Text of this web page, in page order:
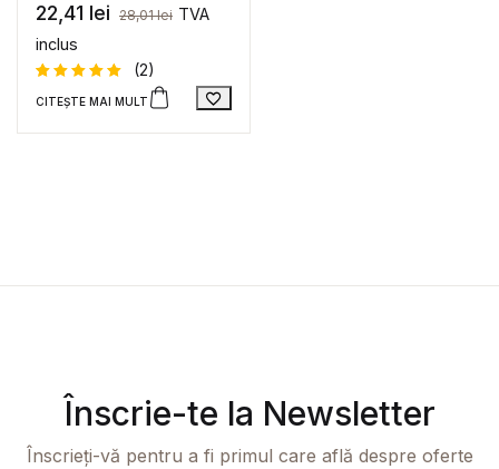
22,41 lei 28,01lei TVA
inclus
Evaluat la
pe baza a
2
(2)
CITEȘTE MAI MULT
Înscrie-te la Newsletter
Înscrieți-vă pentru a fi primul care află despre oferte